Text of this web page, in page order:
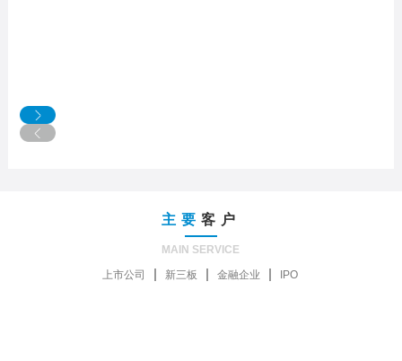
主要 客户
MAIN SERVICE
上市公司
新三板 金融企业 IPO